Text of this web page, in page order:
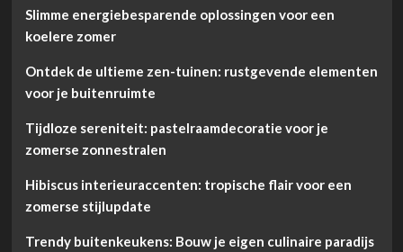
Slimme energiebesparende oplossingen voor een
koelere zomer
Ontdek de ultieme zen-tuinen: rustgevende elementen
voor je buitenruimte
Tijdloze sereniteit: pastelraamdecoratie voor je
zomerse zonnestralen
Hibiscus interieuraccenten: tropische flair voor een
zomerse stijlupdate
Trendy buitenkeukens: Bouw je eigen culinaire paradijs